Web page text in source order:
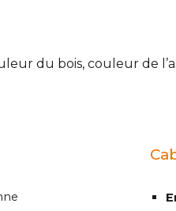
du bois, couleur de